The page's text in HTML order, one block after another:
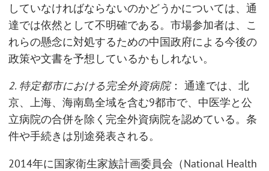
していなければならないのかどうかについては、通
達では依然として不明確である。市場参加者は、こ
れらの懸念に対処するための中国政府による今後の
政策や文書を予想しているかもしれない。
2. 特定都市における完全外資病院： 通達では、北
京、上海、海南島全域を含む9都市で、中医学と公
立病院の合併を除く完全外資病院を認めている。条
件や手続きは別途発表される。
2014年に国家衛生家族計画委員会（National Health